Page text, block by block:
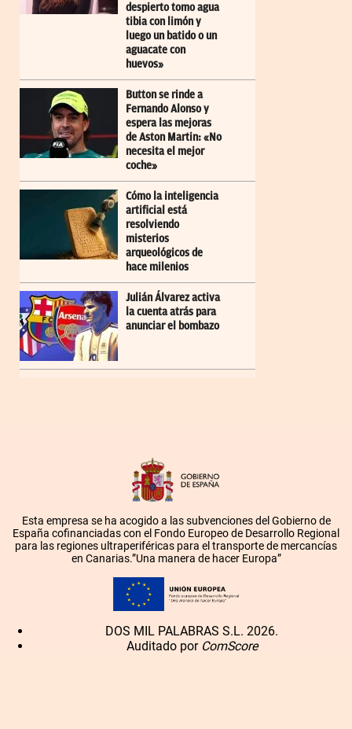
despierto tomo agua
tibia con limón y
luego un batido o un
aguacate con
huevos»
Button se rinde a
Fernando Alonso y
espera las mejoras
de Aston Martin: «No
necesita el mejor
coche»
Cómo la inteligencia
artificial está
resolviendo
misterios
arqueológicos de
hace milenios
Julián Álvarez activa
la cuenta atrás para
anunciar el bombazo
Esta empresa se ha acogido a las subvenciones del Gobierno de
España cofinanciadas con el Fondo Europeo de Desarrollo Regional
para las regiones ultraperiféricas para el transporte de mercancías
en Canarias.”Una manera de hacer Europa”
DOS MIL PALABRAS S.L. 2026.
Auditado por ComScore